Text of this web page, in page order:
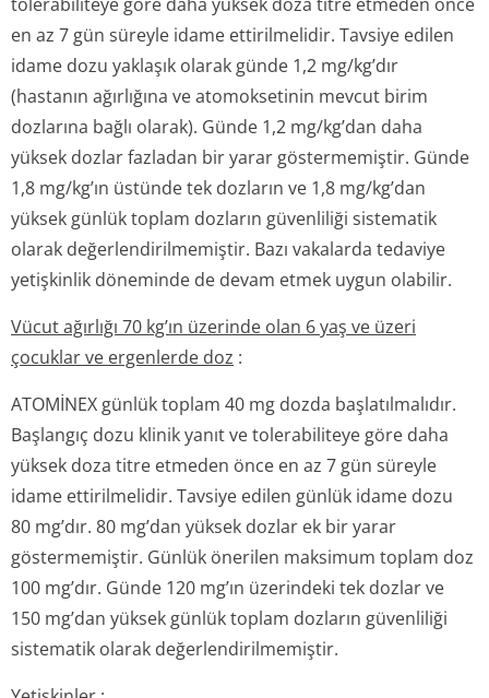
en az 7 gün süreyle idame ettirilmelidir. Tavsiye edilen
idame dozu yaklaşık olarak günde 1,2 mg/kg’dır
(hastanın ağırlığına ve atomoksetinin mevcut birim
dozlarına bağlı olarak). Günde 1,2 mg/kg’dan daha
yüksek dozlar fazladan bir yarar göstermemiştir. Günde
1,8 mg/kg’ın üstünde tek dozların ve 1,8 mg/kg’dan
yüksek günlük toplam dozların güvenliliği sistematik
olarak değerlendiril­memiştir. Bazı vakalarda tedaviye
yetişkinlik döneminde de devam etmek uygun olabilir.
Vücut ağırlığı 70 kg’ın üzerinde olan 6 yaş ve üzeri
çocuklar ve ergenlerde doz :
ATOMİNEX günlük toplam 40 mg dozda başlatılmalıdır.
Başlangıç dozu klinik yanıt ve tolerabiliteye göre daha
yüksek doza titre etmeden önce en az 7 gün süreyle
idame ettirilmelidir. Tavsiye edilen günlük idame dozu
80 mg’dır. 80 mg’dan yüksek dozlar ek bir yarar
göstermemiştir. Günlük önerilen maksimum toplam doz
100 mg’dır. Günde 120 mg’ın üzerindeki tek dozlar ve
150 mg’dan yüksek günlük toplam dozların güvenliliği
sistematik olarak değerlendiril­memiştir.